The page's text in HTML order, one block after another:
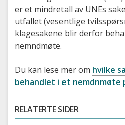
er et mindretall av UNEs
utfallet (vesentlige
klagesakene blir derfor
nemndmøte.
Du kan lese mer om hvilke
behandlet i et nemdnmøte
RELATERTE SIDER